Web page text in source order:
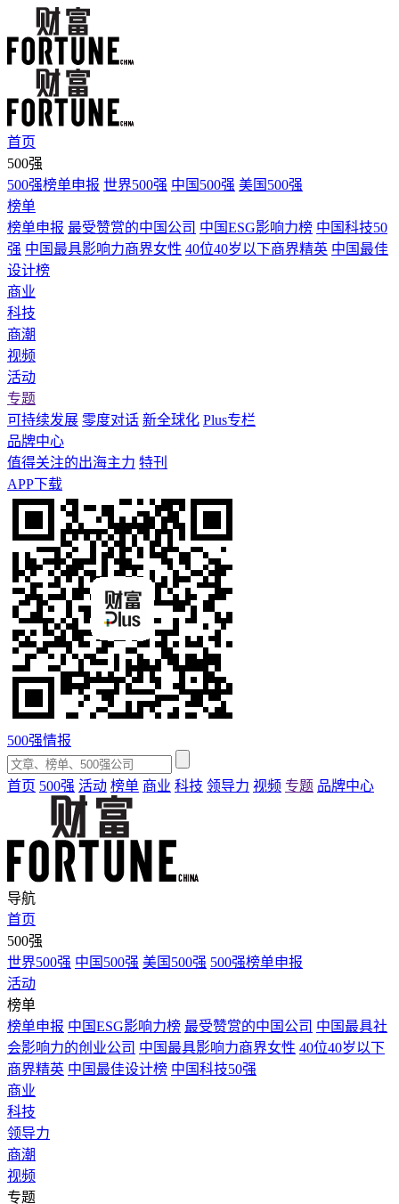
首页
500强
500强榜单申报 世界500强 中国500强 美国500强
榜单
榜单申报 最受赞赏的中国公司 中国ESG影响力榜 中国科技50
强 中国最具影响力商界女性 40位40岁以下商界精英 中国最佳
设计榜
商业
科技
商潮
视频
活动
专题
可持续发展 零度对话 新全球化 Plus专栏
品牌中心
值得关注的出海主力 特刊
APP下载
500强情报
首页 500强 活动 榜单 商业 科技 领导力 视频 专题 品牌中心
导航
首页
500强
世界500强 中国500强 美国500强 500强榜单申报
活动
榜单
榜单申报 中国ESG影响力榜 最受赞赏的中国公司 中国最具社
会影响力的创业公司 中国最具影响力商界女性 40位40岁以下
商界精英 中国最佳设计榜 中国科技50强
商业
科技
领导力
商潮
视频
专题